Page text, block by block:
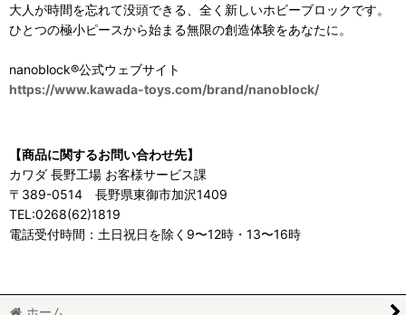
大人が時間を忘れて没頭できる、全く新しいホビーブロックです。
ひとつの極小ピースから始まる無限の創造体験をあなたに。
nanoblock®公式ウェブサイト
https://www.kawada-toys.com/brand/nanoblock/
【商品に関するお問い合わせ先】
カワダ 長野工場 お客様サービス課
〒389-0514 長野県東御市加沢1409
TEL:0268(62)1819
電話受付時間：土日祝日を除く9〜12時・13〜16時